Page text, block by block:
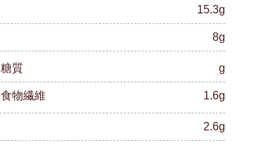
15.3g
8g
糖質 g
食物繊維 1.6g
2.6g